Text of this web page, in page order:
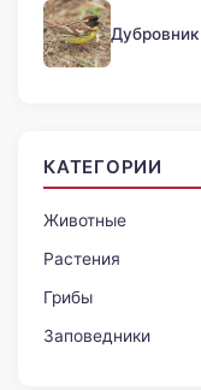
Дубровник
КАТЕГОРИИ
Животные
Растения
Грибы
Заповедники